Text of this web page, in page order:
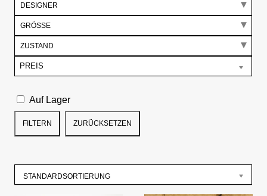
DESIGNER
GRÖSSE
ZUSTAND
PREIS
Auf Lager
ZURÜCKSETZEN
FILTERN
STANDARDSORTIERUNG